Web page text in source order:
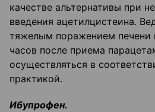
качестве альтернативы при
введения ацетилцистеина.
тяжелым поражением печени
часов после приема
осуществляться в
практикой.
Ибупрофен.